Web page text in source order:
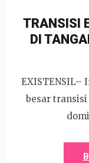
TRANSISI
DI
EXISTENSIL–
besar